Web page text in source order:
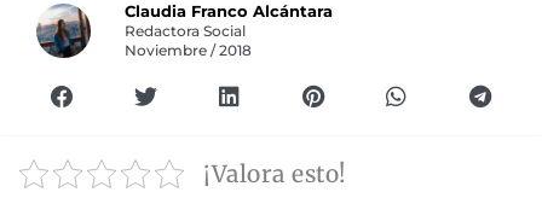
Claudia Franco Alcántara
Redactora Social
Noviembre / 2018
¡Valora esto!